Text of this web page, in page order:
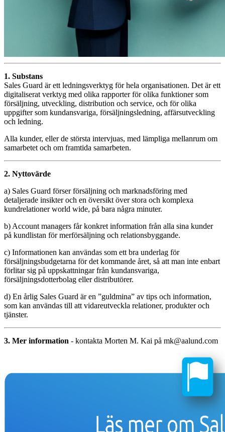
1. Substans
Sales Guard är ett ledningsverktyg för hela organisationen. Det är ett
digitaliserat verktyg med olika rapporter för olika funktioner som
försäljning, utveckling, distribution och service, och för olika
uppgifter som kundansvariga, försäljningsledning, affärsutveckling
och ledning.
Alla kunder, eller de största intervjuas, med lämpliga mellanrum om
samarbetet och om framtida samarbeten.
2. Nyttovärde
a) Sales Guard förser försäljning och marknadsföring med
detaljerade insikter och en översikt över stora och komplexa
kundrelationer world wide, på bara några minuter.
b) Account managers får konkret information från alla sina kunder
på kundlistan för merförsäljning och relationsbyggande.
c) Informationen kan användas som ett bra underlag för
försäljningsbudgetarna för det kommande året, så att man inte enbart
förlitar sig på uppskattningar från kundansvariga,
försäljningsdotterbolag eller distributörer.
d) En årlig Sales Guard är en ”guldmina” av tips och information,
som kan användas till att vidareutveckla relationer, produkter och
tjänster.
3. Mer information - kontakta Morten M. Kai på mk@aalund.com